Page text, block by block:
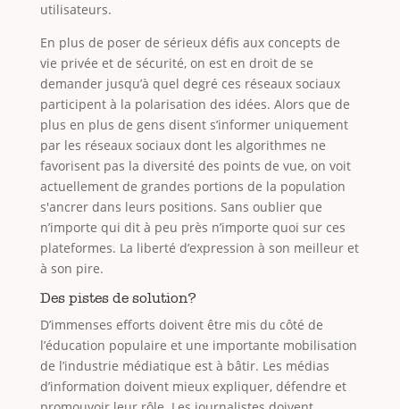
utilisateurs.
En plus de poser de sérieux défis aux concepts de
vie privée et de sécurité, on est en droit de se
demander jusqu’à quel degré ces réseaux sociaux
participent à la polarisation des idées. Alors que de
plus en plus de gens disent s’informer uniquement
par les réseaux sociaux dont les algorithmes ne
favorisent pas la diversité des points de vue, on voit
actuellement de grandes portions de la population
s'ancrer dans leurs positions. Sans oublier que
n’importe qui dit à peu près n’importe quoi sur ces
plateformes. La liberté d’expression à son meilleur et
à son pire.
Des pistes de solution?
D’immenses efforts doivent être mis du côté de
l’éducation populaire et une importante mobilisation
de l’industrie médiatique est à bâtir. Les médias
d’information doivent mieux expliquer, défendre et